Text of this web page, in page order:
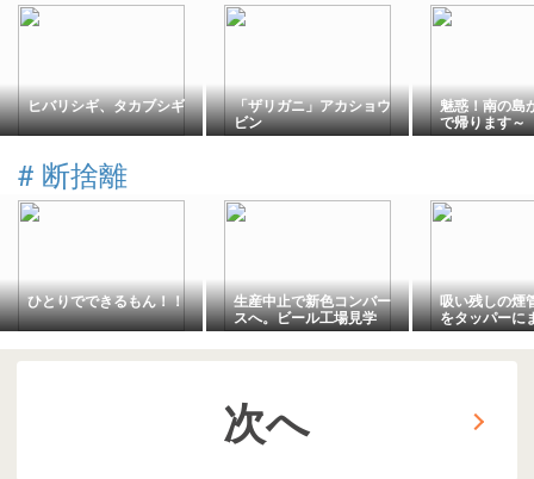
ヒバリシギ、タカブシギ 「ザリガニ」アカショウ
ビン
魅惑！南の島
で帰ります～
# 断捨離
ひとりでできるもん！！ 生産中止で新色コンバー
スへ。ビール工場見学
吸い残しの煙
をタッパーに
ッケージを断
年8月】
次へ